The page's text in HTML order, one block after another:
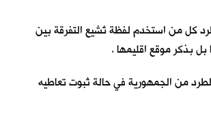
كل من استخدم لفظة تُشيع التفرقة بين
بل بذكر موقع اقليمها .
من الجمهورية في حالة ثبوت تعاطيه